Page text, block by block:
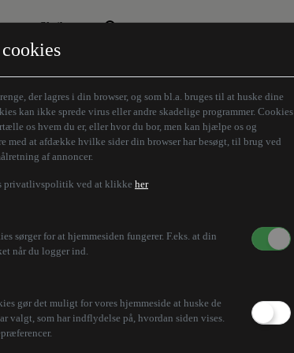
der lagres i din browser, og som bl.a. bruges til at huske dine
kan ikke sprede virus eller andre skadelige programmer. Cookies
os hvem du er, eller hvor du bor, men kan hjælpe os og
med at afdække hvilke sider din browser har besøgt, til brug ved
af annoncer.
privatlivspolitik ved at klikke her
sørger for at hjemmesiden fungerer. F.eks. at din
når du logger ind.
gør det muligt for vores hjemmeside at huske de
valgt, som har indflydelse på, hvordan siden vises.
brille
forfra
Danskere
Skribenter
Z-aksen